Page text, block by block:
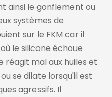
ainsi le gonflement ou
systèmes de
sur le FKM car il
le silicone échoue
réagit mal aux huiles et
se dilate lorsqu'il est
agressifs. Il